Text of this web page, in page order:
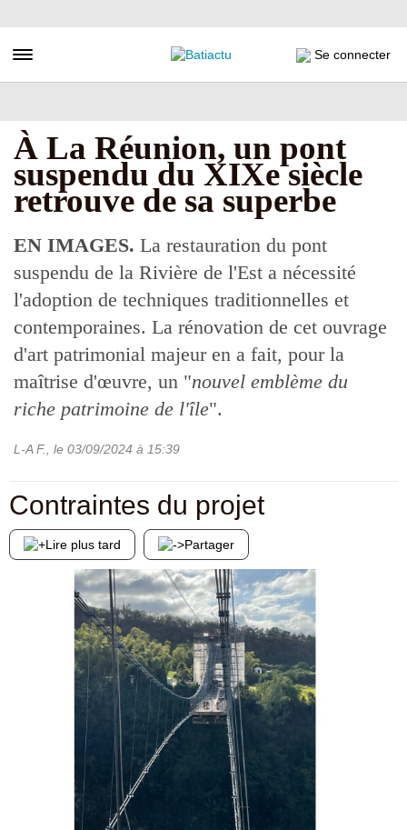
au
principal
Toggle navigation Se connecter
À La Réunion, un pont
suspendu du XIXe siècle
retrouve de sa superbe
EN IMAGES. La restauration du pont
suspendu de la Rivière de l'Est a nécessité
l'adoption de techniques traditionnelles et
contemporaines. La rénovation de cet ouvrage
d'art patrimonial majeur en a fait, pour la
maîtrise d'œuvre, un "nouvel emblème du
riche patrimoine de l'île".
L-A F. , le 03/09/2024 à 15:39
Contraintes du projet
Lire plus tard Partager